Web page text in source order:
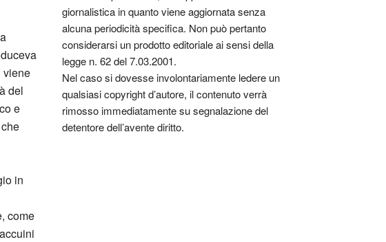
viene
del
e
in
come
giornalistica in quanto viene aggiornata senza
alcuna periodicità specifica. Non può pertanto
considerarsi un prodotto editoriale ai sensi della
legge n. 62 del 7.03.2001.
Nel caso si dovesse involontariamente ledere un
qualsiasi copyright d’autore, il contenuto verrà
rimosso immediatamente su segnalazione del
detentore dell’avente diritto.